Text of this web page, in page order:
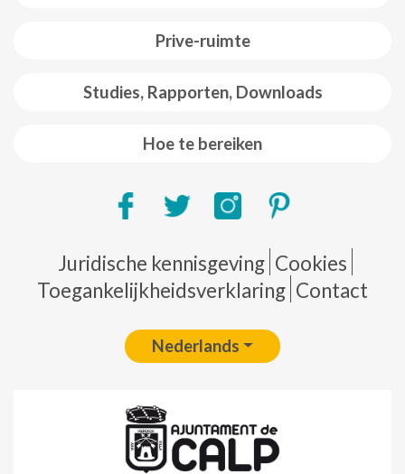
Prive-ruimte
Studies, Rapporten, Downloads
Hoe te bereiken
Pie de página
Juridische kennisgeving Cookies
Toegankelijkheidsverklaring Contact
Nederlands